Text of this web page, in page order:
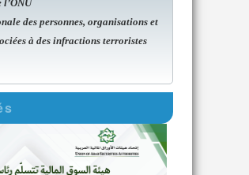
l’ONU
des personnes, organisations et
à des infractions terroristes